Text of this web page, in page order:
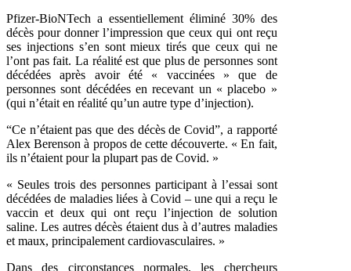
Pfizer-BioNTech a essentiellement éliminé 30% des
décès pour donner l’impression que ceux qui ont reçu
ses injections s’en sont mieux tirés que ceux qui ne
l’ont pas fait. La réalité est que plus de personnes sont
décédées après avoir été « vaccinées » que de
personnes sont décédées en recevant un « placebo »
(qui n’était en réalité qu’un autre type d’injection).
“Ce n’étaient pas que des décès de Covid”, a rapporté
Alex Berenson à propos de cette découverte. « En fait,
ils n’étaient pour la plupart pas de Covid. »
« Seules trois des personnes participant à l’essai sont
décédées de maladies liées à Covid – une qui a reçu le
vaccin et deux qui ont reçu l’injection de solution
saline. Les autres décès étaient dus à d’autres maladies
et maux, principalement cardiovasculaires. »
Dans des circonstances normales, les chercheurs